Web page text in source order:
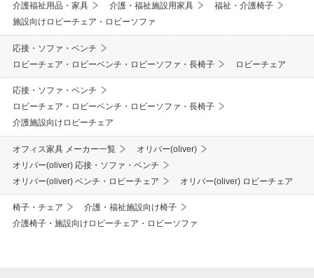
介護福祉用品・家具 介護・福祉施設用家具
福祉・介護椅子
施設向けロビーチェア・ロビーソファ
応接・ソファ・ベンチ
ロビーチェア・ロビーベンチ・ロビーソファ・長椅子
ロビーチェア
応接・ソファ・ベンチ
ロビーチェア・ロビーベンチ・ロビーソファ・長椅子
介護施設向けロビーチェア
オフィス家具 メーカー一覧
オリバー(oliver)
オリバー(oliver) 応接・ソファ・ベンチ
オリバー(oliver) ベンチ・ロビーチェア
オリバー(oliver) ロビーチェア
椅子・チェア
介護・福祉施設向け椅子
介護椅子・施設向けロビーチェア・ロビーソファ